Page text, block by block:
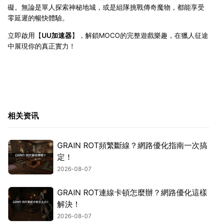
礙。無論是單人探索神秘地城，或是組隊挑戰傳奇魔物，都能享受
零延遲的暢快體驗。
立即啟用【UU加速器】，解鎖MOCO的完整遊戲樂趣，在獵人征途
中展現你的真正實力！
相关资讯
GRAIN ROT頻繁斷線？網路優化指南一次搞
定！
2026-08-07
GRAIN ROT連線卡頓怎麼辦？網路優化這樣
解決！
2026-08-07